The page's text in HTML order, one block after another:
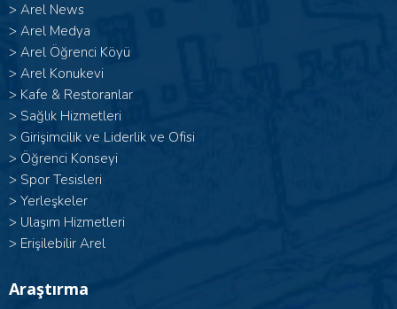
> Arel News
> Arel Medya
> Arel Öğrenci Köyü
> Arel Konukevi
> Kafe & Restoranlar
> Sağlık Hizmetleri
> Girişimcilik ve Liderlik ve Ofisi
> Öğrenci Konseyi
> Spor Tesisleri
> Yerleşkeler
> Ulaşım Hizmetleri
> Erişilebilir Arel
Araştırma